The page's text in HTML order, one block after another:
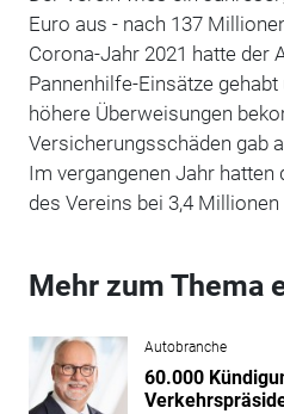
Euro aus - nach 137
Corona-Jahr 2021 hatte der
Pannenhilfe-Einsätze gehabt
höhere Überweisungen
Versicherungsschäden gab
Im vergangenen Jahr
des Vereins bei 3,4
Mehr zum Thema
Autobranche
60.000